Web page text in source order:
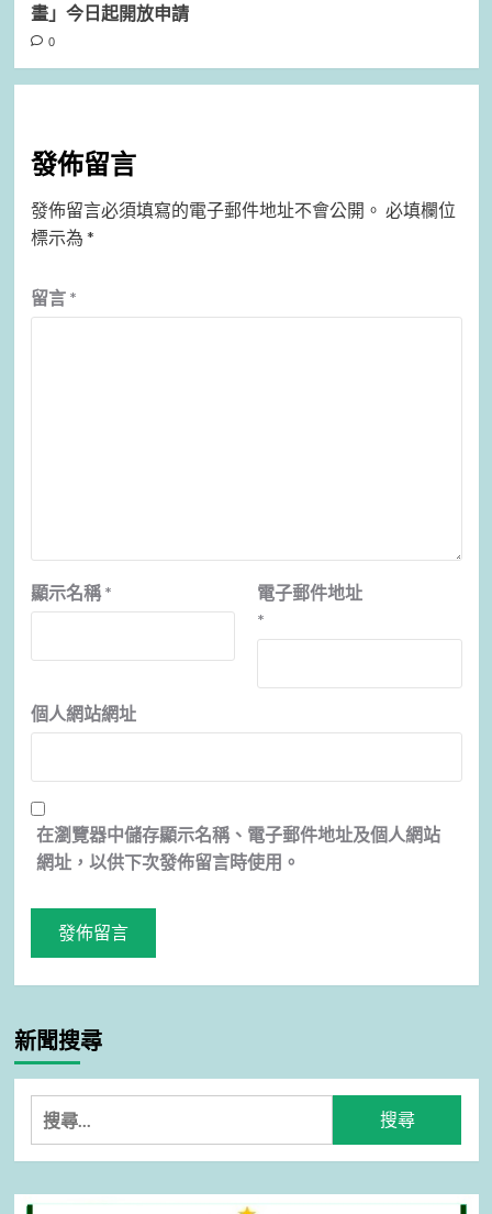
畫」今日起開放申請
0
發佈留言
發佈留言必須填寫的電子郵件地址不會公開。 必填欄位
標示為 *
留言 *
顯示名稱 *
電子郵件地址
*
個人網站網址
在瀏覽器中儲存顯示名稱、電子郵件地址及個人網站
網址，以供下次發佈留言時使用。
新聞搜尋
搜
尋
關
鍵